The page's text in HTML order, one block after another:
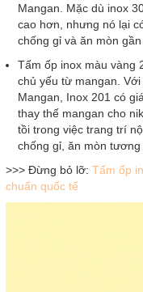
Mangan. Mặc dù inox
cao hơn, nhưng nó lại
chống gỉ và ăn mòn
Tấm ốp inox màu vàng
chủ yếu từ mangan.
Mangan, Inox 201 có
thay thế mangan cho
tồi trong việc trang trí
chống gỉ, ăn mòn tương
>>> Đừng bỏ lỡ: Tấm ốp
chuẩn quốc tế